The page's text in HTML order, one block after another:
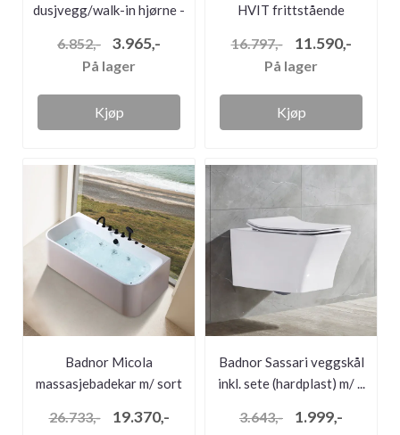
dusjvegg/walk-in hjørne -
6.852,- 3.965,-
På lager
Kjøp
HVIT frittstående
16.797,- 11.590,-
På lager
Kjøp
Badnor Micola
massasjebadekar m/ sort
26.733,- 19.370,-
Badnor Sassari veggskål
inkl. sete (hardplast) m/ ...
3.643,- 1.999,-